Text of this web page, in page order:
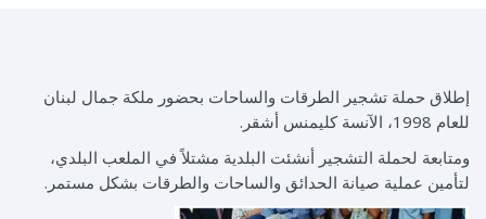
إطلاق حملة تشجير الطرقات والساحات بحضور ملكة جمال لبنان
للعام 1998، الآنسة كليمنس أشقر.
ومتابعة لحملة التشجير أنشئت البلدية مشتلاً في الملعب البلدي،
لتأمين عملية صيانة الحدائق والساحات والطرقات بشكل مستمر.